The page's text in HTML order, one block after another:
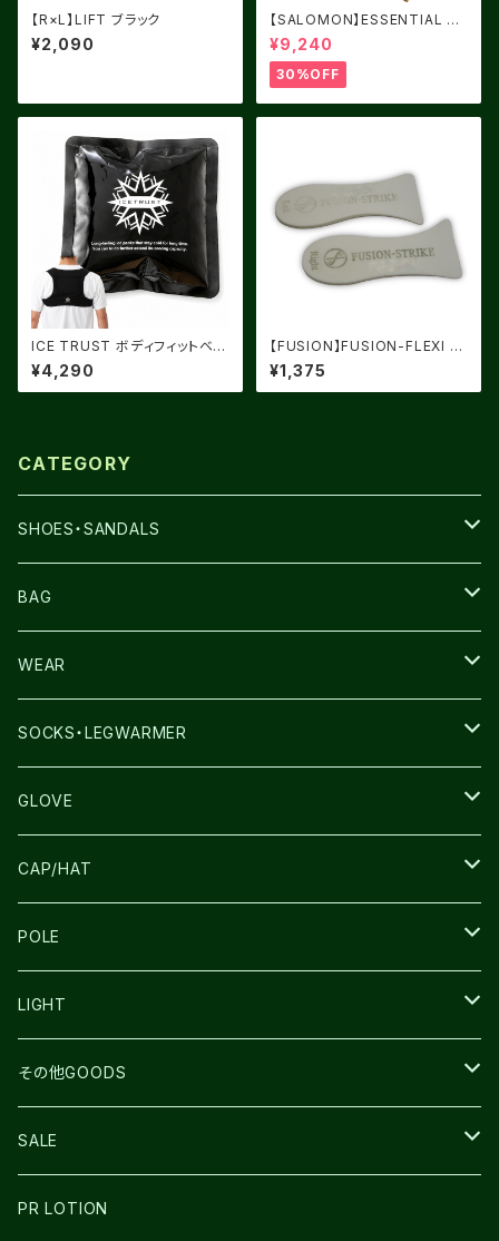
【R×L】LIFT ブラック
¥2,090
【SALOMON】ESSENTIAL LI
GHT WARM ANTIQUE BRO
NZE
¥9,240
30%OFF
ICE TRUST ボディフィットベス
ト
¥4,290
【FUSION】FUSION-FLEXI S
TRIKE
¥1,375
CATEGORY
SHOES・SANDALS
NNORMAL
TERREX
THE NORTH FACE
SALOMON
LA SPORTIVA
TECNICA
TOPO
BEACH WALK
BAG
THE NORTH FACE
SALOMON
ULTIMATE DIRECTION
NNormal
COMPRESSPORT
ULTRASPIRE
WEAR
SALOMON
LA SPORTIVA
RUN AMOK
NNormal
SOCKS・LEGWARMER
DRYMAX
ULTIMATE DIRECTIN
R×L
GLOVE
SALOMON
ULTIMATE DIRECTION
R×L
UNWASTED
THE NORTH FACE
CAP/HAT
LA SPORTIVA
COMPRESSPORT
RUN AMOK
NNormal
POLE
MOUNTAIN KING
LIGHT
PETZL
ULTRASPIRE
BOOKMAN
その他GOODS
SNOWFOOT
PR LOTION
SALE
SHOES
PR LOTION